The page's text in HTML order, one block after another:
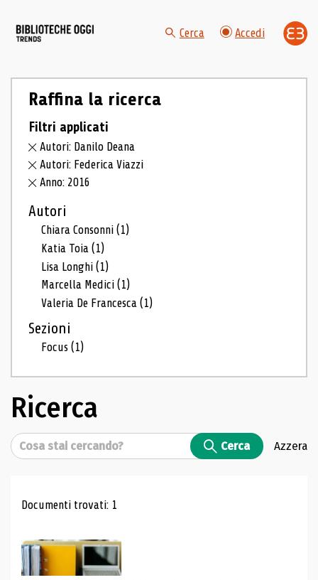
Cerca Accedi
Raffina la ricerca
Filtri applicati
Autori: Danilo Deana
Autori: Federica Viazzi
Anno: 2016
Autori
Chiara Consonni(1)
Katia Toia(1)
Lisa Longhi(1)
Marcella Medici(1)
Valeria De Francesca(1)
Sezioni
Focus(1)
Ricerca
Cerca Cerca Azzera
Risultati di ricerca
Documenti trovati: 1